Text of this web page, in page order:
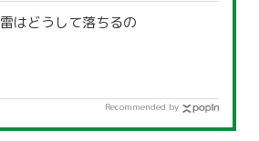
雷はどうして落ちるの
Recommended by